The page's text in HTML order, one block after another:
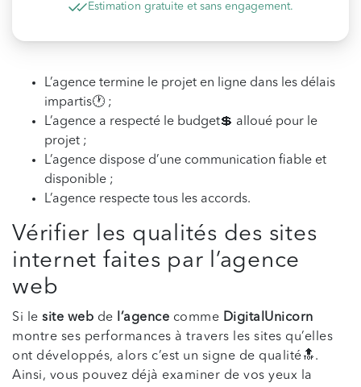
Estimation gratuite et sans engagement.
L’agence termine le projet en ligne dans les délais
impartis🕐 ;
L’agence a respecté le budget💲 alloué pour le
projet ;
L’agence dispose d’une communication fiable et
disponible ;
L’agence respecte tous les accords.
Vérifier les qualités des sites
internet faites par l’agence
web
Si le site web de l’agence comme DigitalUnicorn
montre ses performances à travers les sites qu’elles
ont développés, alors c’est un signe de qualité🔝.
Ainsi, vous pouvez déjà examiner de vos yeux la